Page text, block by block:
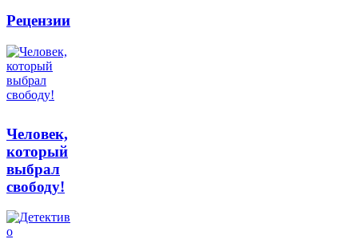
Рецензии
Человек,
который
выбрал
свободу!